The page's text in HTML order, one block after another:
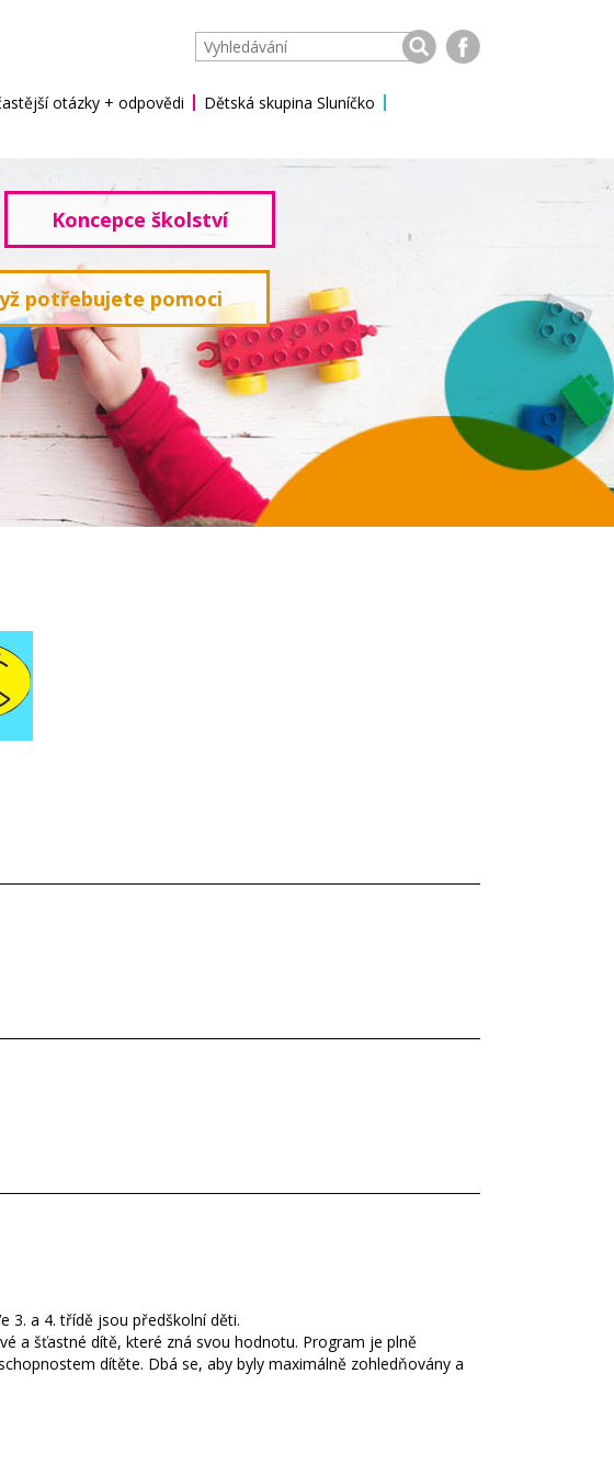
otázky + odpovědi
Dětská skupina Sluníčko
Koncepce školství
potřebujete pomoci
3. a 4. třídě jsou předškolní děti.
a šťastné dítě, které zná svou hodnotu. Program je plně
dítěte. Dbá se, aby byly maximálně zohledňovány a